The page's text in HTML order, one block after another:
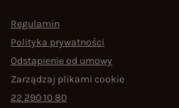
Regulamin
Polityka prywatności
Odstąpienie od umowy
Zarządzaj plikami cookie
22 290 10 80